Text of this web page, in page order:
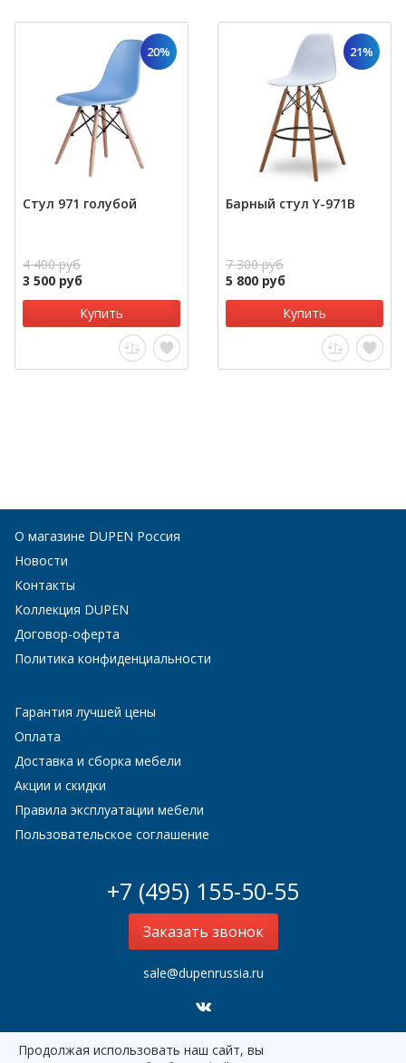
20%
Стул 971 голубой
4 400 руб
3 500 руб
Купить
21%
Барный стул Y-971B
7 300 руб
5 800 руб
Купить
О магазине DUPEN Россия
Новости
Контакты
Коллекция DUPEN
Договор-оферта
Политика конфиденциальности
Гарантия лучшей цены
Оплата
Доставка и сборка мебели
Акции и скидки
Правила эксплуатации мебели
Пользовательское соглашение
+7 (495) 155-50-55
Заказать звонок
sale@dupenrussia.ru
Продолжая использовать наш сайт, вы